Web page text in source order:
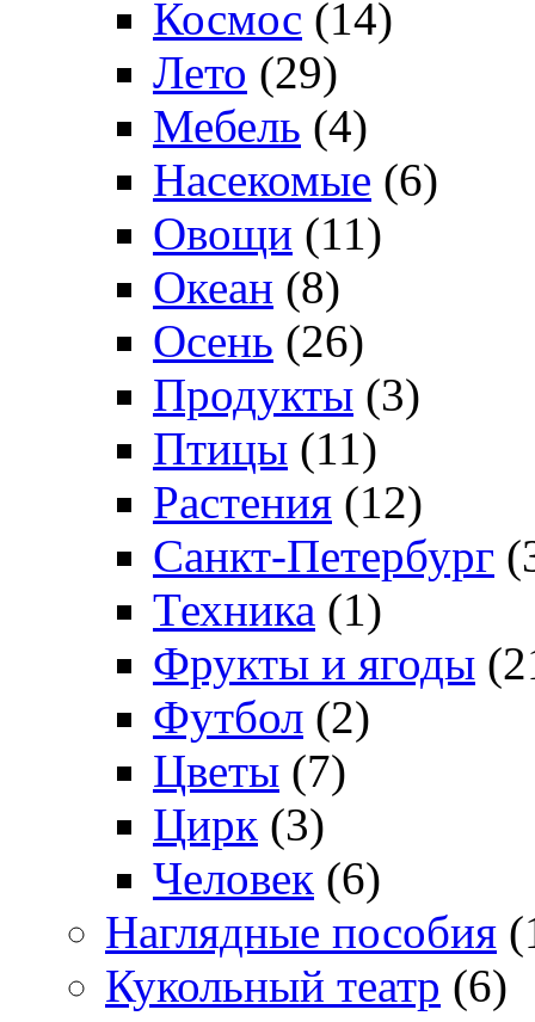
Космос (14)
Лето (29)
Мебель (4)
Насекомые (6)
Овощи (11)
Океан (8)
Осень (26)
Продукты (3)
Птицы (11)
Растения (12)
Санкт-Петербург
Техника (1)
Фрукты и ягоды
Футбол (2)
Цветы (7)
Цирк (3)
Человек (6)
Наглядные пособия
Кукольный театр (6)